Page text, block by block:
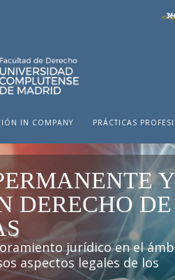
IN COMPANY PRÁCTICAS
Y
DERECHO DE
jurídico en el
aspectos legales de los